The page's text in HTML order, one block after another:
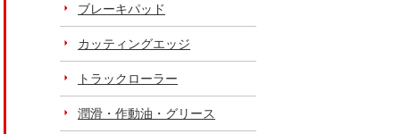
ブレーキパッド
カッティングエッジ
トラックローラー
潤滑・作動油・グリース